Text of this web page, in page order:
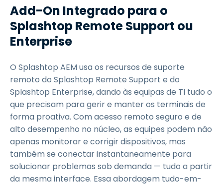
Add-On Integrado para o
Splashtop Remote Support ou
Enterprise
O Splashtop AEM usa os recursos de suporte
remoto do Splashtop Remote Support e do
Splashtop Enterprise, dando às equipas de TI tudo o
que precisam para gerir e manter os terminais de
forma proativa. Com acesso remoto seguro e de
alto desempenho no núcleo, as equipes podem não
apenas monitorar e corrigir dispositivos, mas
também se conectar instantaneamente para
solucionar problemas sob demanda — tudo a partir
da mesma interface. Essa abordagem tudo-em-